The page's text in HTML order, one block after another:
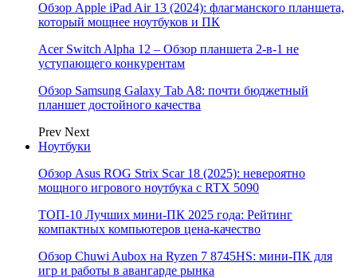
Обзор Apple iPad Air 13 (2024): флагманского планшета,
который мощнее ноутбуков и ПК
Acer Switch Alpha 12 – Обзор планшета 2-в-1 не
уступающего конкурентам
Обзор Samsung Galaxy Tab A8: почти бюджетный
планшет достойного качества
Prev Next
Ноутбуки
Обзор Asus ROG Strix Scar 18 (2025): невероятно
мощного игрового ноутбука с RTX 5090
ТОП-10 Лучших мини-ПК 2025 года: Рейтинг
компактных компьютеров цена-качество
Обзор Chuwi Aubox на Ryzen 7 8745HS: мини-ПК для
игр и работы в авангарде рынка